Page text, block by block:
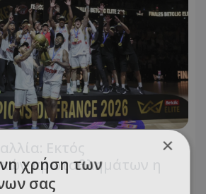
πρωταθλημάτων η
×
χρήση των
σας